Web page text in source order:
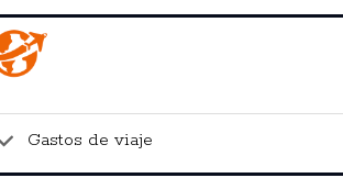
Gastos de viaje